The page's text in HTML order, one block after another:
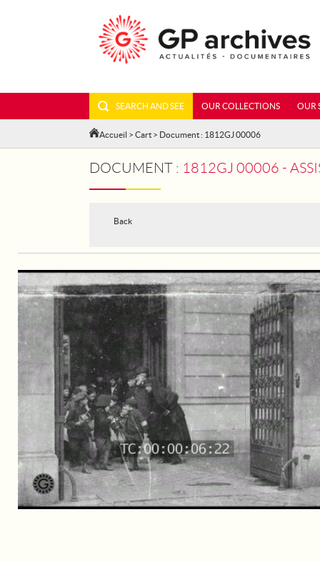
SEARCH AND SEE OUR COLLECTIONS OUR
Accueil > Cart > Document : 1812GJ 00006
DOCUMENT : 1812GJ 00006 - ASSISTANCE
Back